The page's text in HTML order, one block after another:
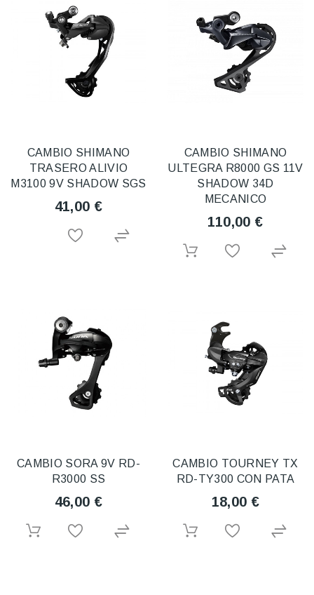
CAMBIO SHIMANO
TRASERO ALIVIO
M3100 9V SHADOW SGS
41,00 €
CAMBIO SHIMANO
ULTEGRA R8000 GS 11V
SHADOW 34D
MECANICO
110,00 €
CAMBIO SORA 9V RD-
R3000 SS
46,00 €
CAMBIO TOURNEY TX
RD-TY300 CON PATA
18,00 €